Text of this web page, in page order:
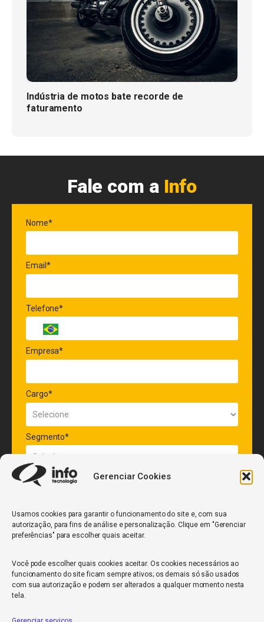
Gerenciar Cookies
Usamos cookies para garantir o funcionamento do site e, com sua
autorização, para fins de análise e personalização. Clique em "Gerenciar
preferências" para escolher quais aceitar.
Você pode escolher quais cookies aceitar. Os cookies necessários ao
funcionamento do site ficam sempre ativos; os demais só são usados
com sua autorização e podem ser alterados a qualquer momento nesta
tela.
Indústria de motos bate recorde de
faturamento
Fale com a Info
Nome*
Email*
Telefone*
Empresa*
Cargo*
Segmento*
Quantidade de veículos da frota*
ENVIAR